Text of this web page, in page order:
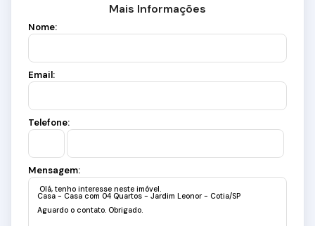
Mais Informações
Nome:
Email:
Telefone:
Mensagem: